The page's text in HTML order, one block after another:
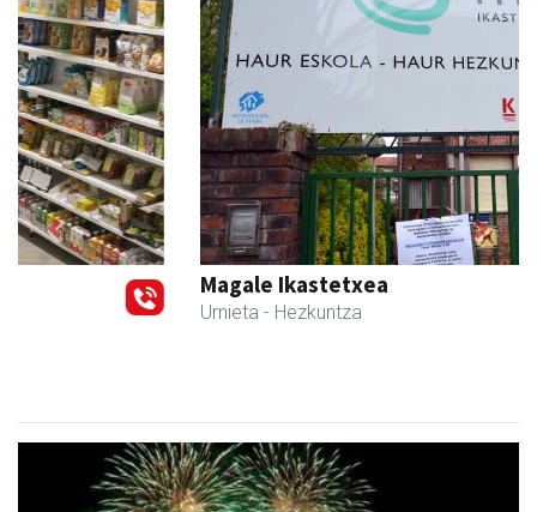
Magale Ikastetxea
- Hezkuntza
Previous Next